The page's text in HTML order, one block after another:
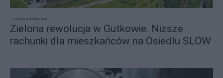
sponsorowane
Zielona rewolucja w Gutkowie. Niższe
rachunki dla mieszkańców na Osiedlu SLOW